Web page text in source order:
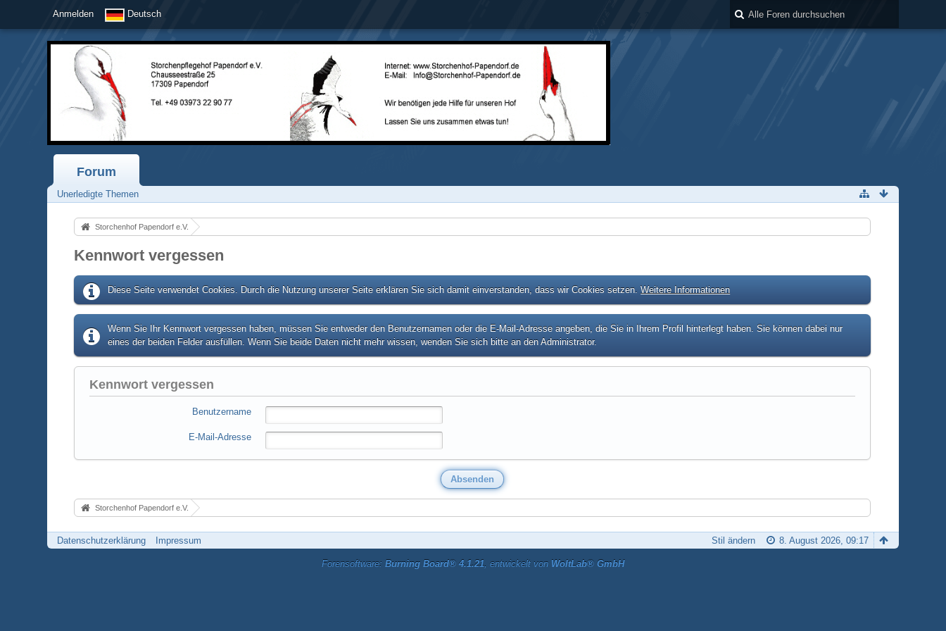
Anmelden Deutsch
Forum
Unerledigte Themen
Storchenhof Papendorf e.V.
Kennwort vergessen
Diese Seite verwendet Cookies. Durch die Nutzung unserer Seite erklären Sie sich damit einverstanden, dass wir Cookies setzen.Weitere Informationen
Wenn Sie Ihr Kennwort vergessen haben, müssen Sie entweder den Benutzernamen oder die E-Mail-Adresse angeben, die Sie in Ihrem Profil hinterlegt haben. Sie können dabei nur
eines der beiden Felder ausfüllen. Wenn Sie beide Daten nicht mehr wissen, wenden Sie sich bitte an den Administrator.
Kennwort vergessen
Benutzername
E-Mail-Adresse
Storchenhof Papendorf e.V.
Datenschutzerklärung Impressum 8. August 2026, 09:17
Stil ändern
Forensoftware: Burning Board® 4.1.21, entwickelt von WoltLab® GmbH